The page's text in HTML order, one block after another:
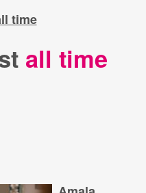
time
all time